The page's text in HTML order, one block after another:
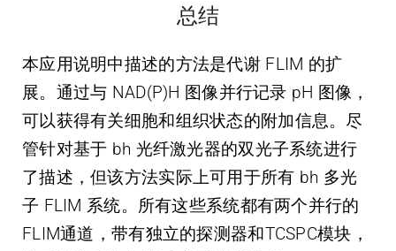
总结
本应用说明中描述的方法是代谢 FLIM 的扩
展。通过与 NAD(P)H 图像并行记录 pH 图像，
可以获得有关细胞和组织状态的附加信息。尽
管针对基于 bh 光纤激光器的双光子系统进行
了描述，但该方法实际上可用于所有 bh 多光
子 FLIM 系统。所有这些系统都有两个并行的
FLIM通道，带有独立的探测器和TCSPC模块，